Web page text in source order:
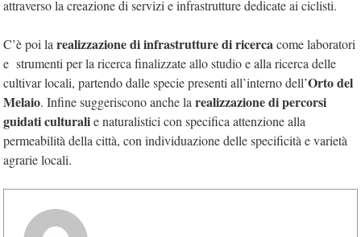
attraverso la creazione di servizi e infrastrutture dedicate ai ciclisti.
C’è poi la realizzazione di infrastrutture di ricercacome laboratori
e strumenti per la ricerca finalizzate allo studio e alla ricerca delle
cultivar locali, partendo dalle specie presenti all’interno dell’Orto del
Melaio. Infine suggeriscono anche la realizzazione di percorsi
guidati culturalie naturalistici con specifica attenzione alla
permeabilità della città, con individuazione delle specificità e varietà
agrarie locali.